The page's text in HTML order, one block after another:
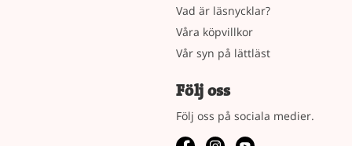
Vad är läsnycklar?
Våra köpvillkor
Vår syn på lättläst
Följ oss
Följ oss på sociala medier.